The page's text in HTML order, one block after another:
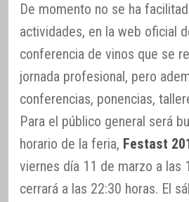
De momento no se ha
actividades, en la web oficial
conferencia de vinos que se
jornada profesional, pero
conferencias, ponencias,
Para el público general será
horario de la feria, Festast
viernes día 11 de marzo a las
cerrará a las 22:30 horas. El